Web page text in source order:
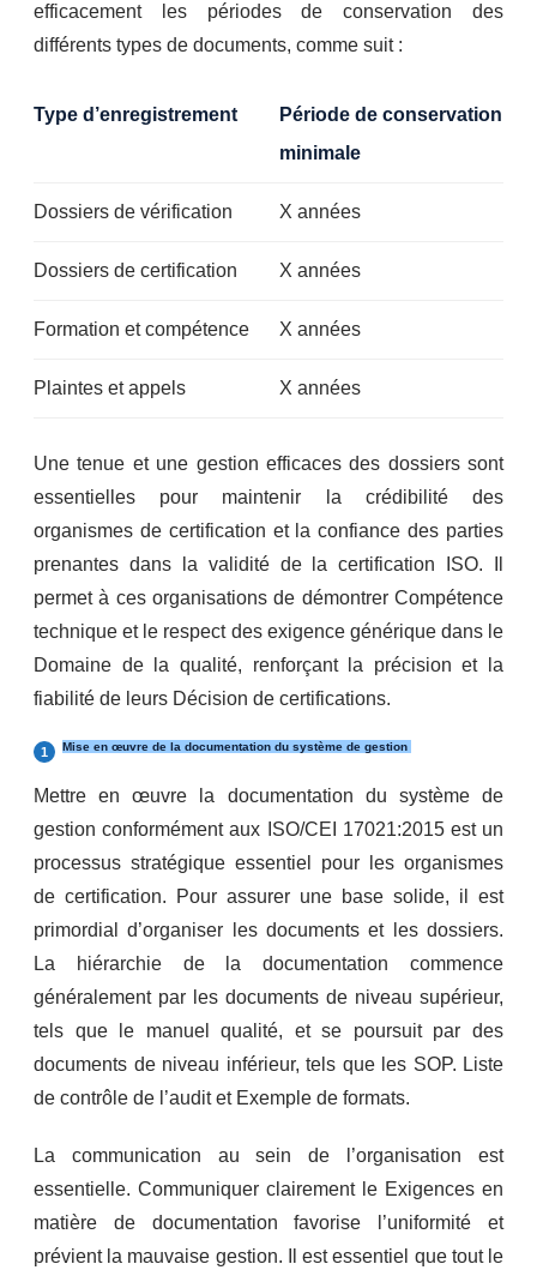
efficacement les périodes de conservation des
différents types de documents, comme suit :
Type d’enregistrement
Période de conservation
minimale
Dossiers de vérification X années
Dossiers de certification X années
Formation et compétence X années
Plaintes et appels X années
Une tenue et une gestion efficaces des dossiers sont
essentielles pour maintenir la crédibilité des
organismes de certification et la confiance des parties
prenantes dans la validité de la certification ISO. Il
permet à ces organisations de démontrer Compétence
technique et le respect des exigence générique dans le
Domaine de la qualité, renforçant la précision et la
fiabilité de leurs Décision de certifications.
Mise en œuvre de la documentation du système de gestion
Mettre en œuvre la documentation du système de
gestion conformément aux ISO/CEI 17021:2015 est un
processus stratégique essentiel pour les organismes
de certification. Pour assurer une base solide, il est
primordial d’organiser les documents et les dossiers.
La hiérarchie de la documentation commence
généralement par les documents de niveau supérieur,
tels que le manuel qualité, et se poursuit par des
documents de niveau inférieur, tels que les SOP. Liste
de contrôle de l’audit et Exemple de formats.
La communication au sein de l’organisation est
essentielle. Communiquer clairement le Exigences en
matière de documentation favorise l’uniformité et
prévient la mauvaise gestion. Il est essentiel que tout le